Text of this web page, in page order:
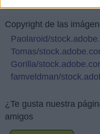
Copyright de las
Paolaroid/
Tomas/
Gorilla/
famveldman/
¿Te gusta nuestra
amigos